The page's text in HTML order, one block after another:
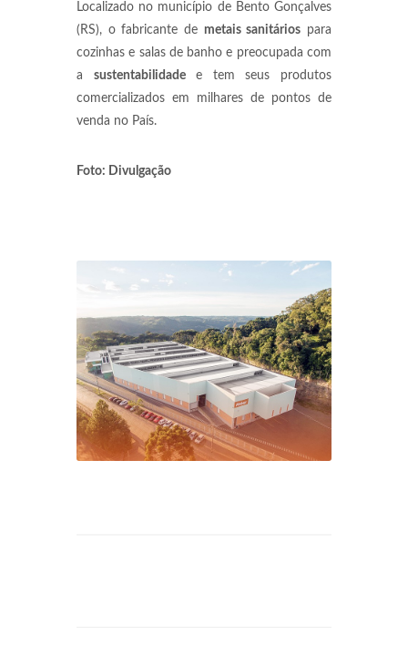
Localizado no município de Bento Gonçalves
(RS), o fabricante de metais sanitários para
cozinhas e salas de banho e preocupada com
a sustentabilidadee tem seus produtos
comercializados em milhares de pontos de
venda no País.
Foto: Divulgação